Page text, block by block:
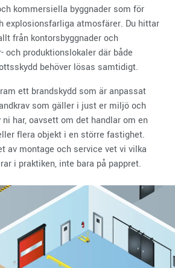
kommersiella byggnader som för
explosionsfarliga atmosfärer. Du hittar
från kontorsbyggnader och
och produktionslokaler där både
behöver lösas samtidigt.
ett brandskydd som är anpassat
som gäller i just er miljö och
har, oavsett om det handlar om en
flera objekt i en större fastighet.
av montage och service vet vi vilka
i praktiken, inte bara på pappret.